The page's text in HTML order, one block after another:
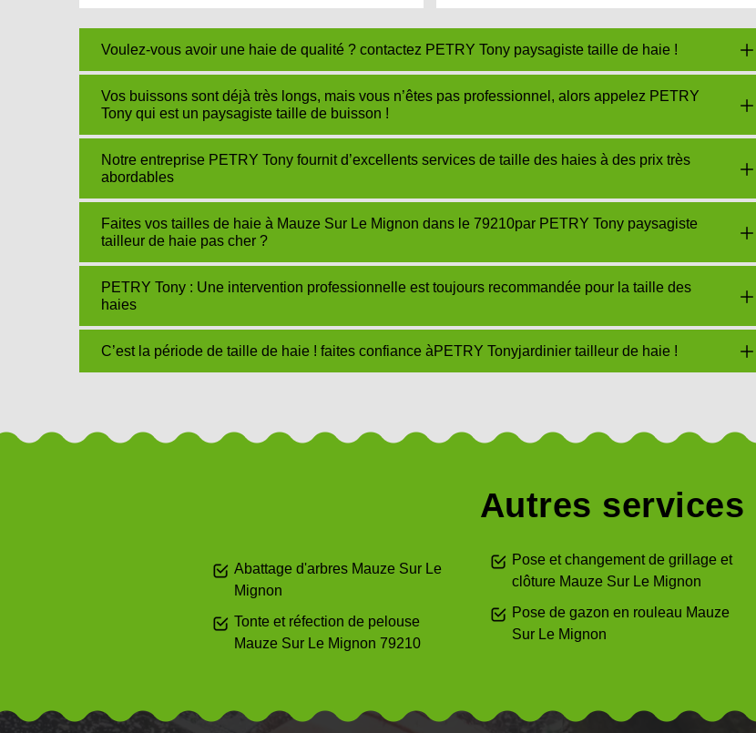
Voulez-vous avoir une haie de qualité ? contactez PETRY Tony paysagiste taille de haie !
Vos buissons sont déjà très longs, mais vous n’êtes pas professionnel, alors appelez PETRY
Tony qui est un paysagiste taille de buisson !
Notre entreprise PETRY Tony fournit d’excellents services de taille des haies à des prix très
abordables
Faites vos tailles de haie à Mauze Sur Le Mignon dans le 79210par PETRY Tony paysagiste
tailleur de haie pas cher ?
PETRY Tony : Une intervention professionnelle est toujours recommandée pour la taille des
haies
C’est la période de taille de haie ! faites confiance àPETRY Tonyjardinier tailleur de haie !
Autres services
Abattage d'arbres Mauze Sur Le
Mignon
Tonte et réfection de pelouse
Mauze Sur Le Mignon 79210
Pose et changement de grillage et
clôture Mauze Sur Le Mignon
Pose de gazon en rouleau Mauze
Sur Le Mignon